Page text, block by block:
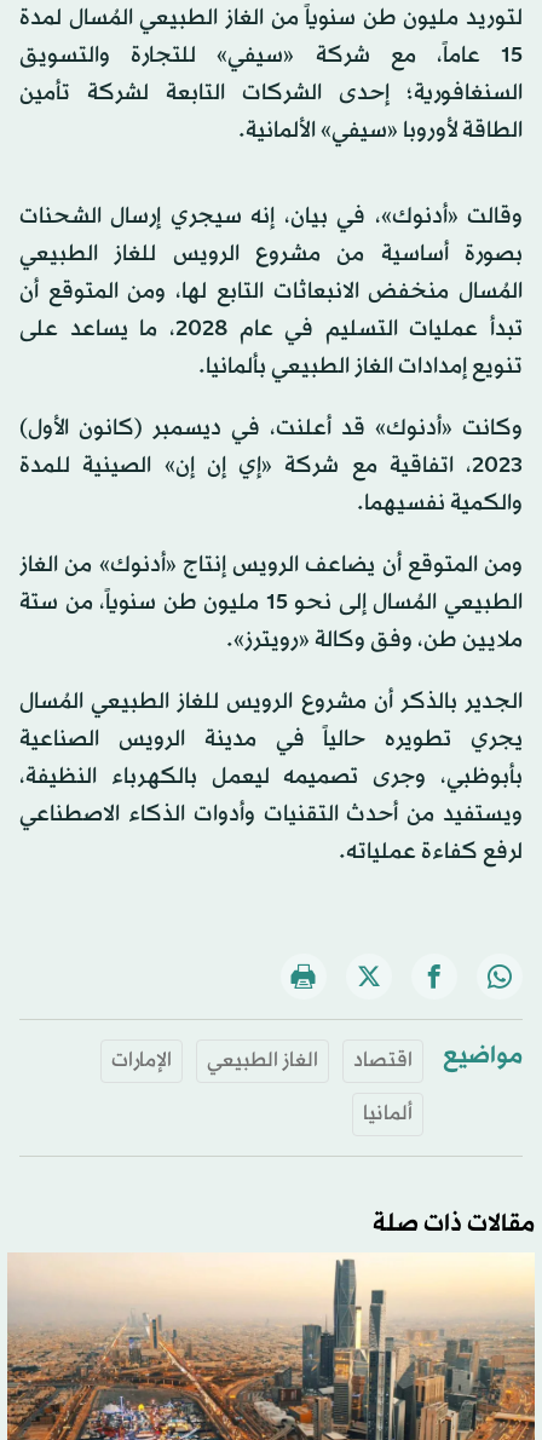
لتوريد مليون طن سنوياً من الغاز الطبيعي المُسال لمدة
15 عاماً، مع شركة «سيفي» للتجارة والتسويق
السنغافورية؛ إحدى الشركات التابعة لشركة تأمين
الطاقة لأوروبا «سيفي» الألمانية.
وقالت «أدنوك»، في بيان، إنه سيجري إرسال الشحنات
بصورة أساسية من مشروع الرويس للغاز الطبيعي
المُسال منخفض الانبعاثات التابع لها، ومن المتوقع أن
تبدأ عمليات التسليم في عام 2028، ما يساعد على
تنويع إمدادات الغاز الطبيعي بألمانيا.
وكانت «أدنوك» قد أعلنت، في ديسمبر (كانون الأول)
2023، اتفاقية مع شركة «إي إن إن» الصينية للمدة
والكمية نفسيهما.
ومن المتوقع أن يضاعف الرويس إنتاج «أدنوك» من الغاز
الطبيعي المُسال إلى نحو 15 مليون طن سنوياً، من ستة
ملايين طن، وفق وكالة «رويترز».
الجدير بالذكر أن مشروع الرويس للغاز الطبيعي المُسال
يجري تطويره حالياً في مدينة الرويس الصناعية
بأبوظبي، وجرى تصميمه ليعمل بالكهرباء النظيفة،
ويستفيد من أحدث التقنيات وأدوات الذكاء الاصطناعي
لرفع كفاءة عملياته.
مواضيع اقتصاد الغاز الطبيعي
الإمارات
ألمانيا
مقالات ذات صلة